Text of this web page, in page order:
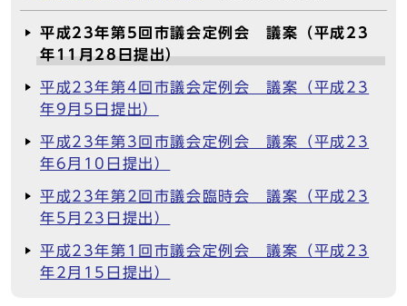
平成23年第5回市議会定例会 議案（平成23
年11月28日提出）
平成23年第4回市議会定例会 議案（平成23
年9月5日提出）
平成23年第3回市議会定例会 議案（平成23
年6月10日提出）
平成23年第2回市議会臨時会 議案（平成23
年5月23日提出）
平成23年第1回市議会定例会 議案（平成23
年2月15日提出）